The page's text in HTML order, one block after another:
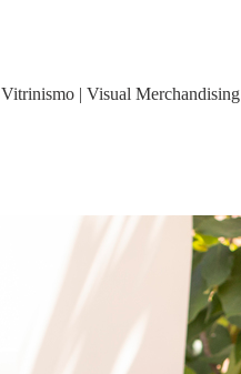
Vitrinismo | Visual Merchandising